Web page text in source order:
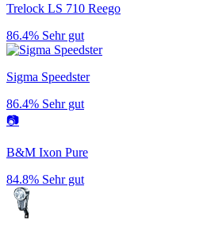
Trelock LS 710 Reego
86.4% Sehr gut
Sigma Speedster
86.4% Sehr gut
📷
B&M Ixon Pure
84.8% Sehr gut